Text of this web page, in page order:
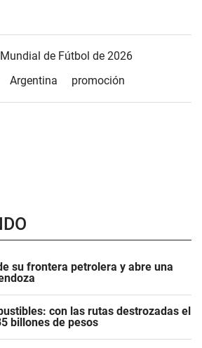
de Fútbol de 2026
Argentina promoción
su frontera petrolera y abre una
con las rutas destrozadas el
billones de pesos